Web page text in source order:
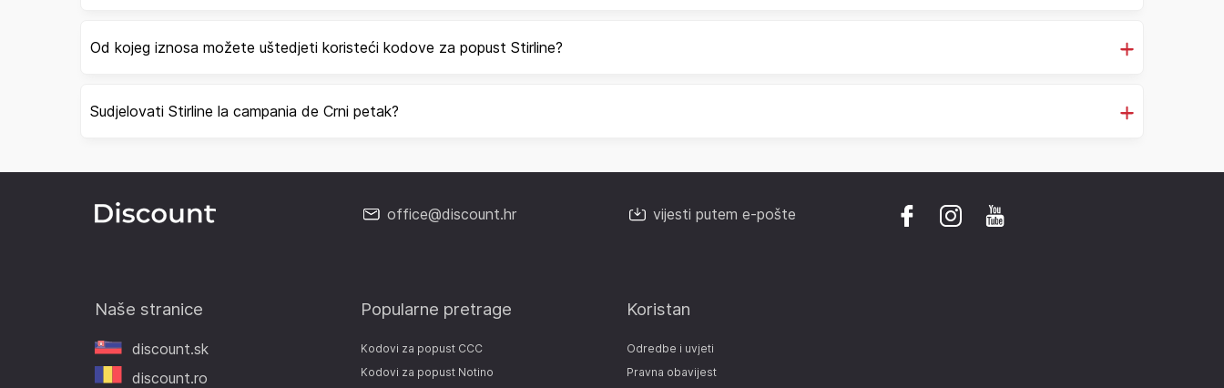
Od kojeg iznosa možete uštedjeti koristeći kodove za popust Stirline?
Sudjelovati Stirline la campania de Crni petak?
office@discount.hr vijesti putem e-pošte
Naše stranice
discount.sk
discount.ro
Popularne pretrage
Kodovi za popust CCC
Kodovi za popust Notino
Koristan
Odredbe i uvjeti
Pravna obavijest